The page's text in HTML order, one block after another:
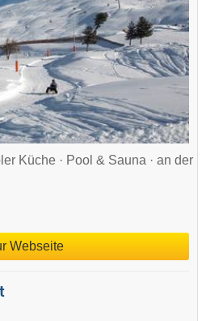
Küche · Pool & Sauna · an der
Webseite